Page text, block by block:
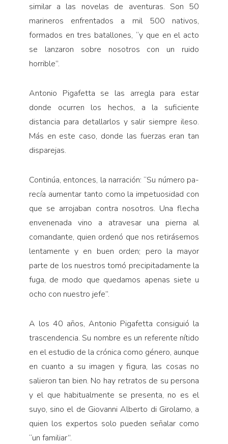
similar a las novelas de aventuras. Son 50
marineros enfren­tados a mil 500 nativos,
formados en tres batallones, “y que en el acto
se lanzaron sobre nosotros con un ruido
horrible”.
Antonio Pigafetta se las arregla para estar
donde ocurren los hechos, a la suficiente
distancia para de­tallarlos y salir siempre ileso.
Más en este caso, donde las fuerzas eran tan
disparejas.
Continúa, entonces, la narración: “Su número pa­
recía aumentar tanto como la impetuosidad con
que se arrojaban contra nosotros. Una flecha
envenenada vino a atravesar una pierna al
comandante, quien or­denó que nos retirásemos
lentamente y en buen or­den; pero la mayor
parte de los nuestros tomó preci­pitadamente la
fuga, de modo que quedamos apenas siete u
ocho con nuestro jefe”.
A los 40 años, Antonio Pigafetta consiguió la
trascendencia. Su nombre es un referente nítido
en el estudio de la crónica como género, aunque
en cuanto a su imagen y figura, las cosas no
salieron tan bien. No hay retratos de su persona
y el que habitualmente se presenta, no es el
suyo, sino el de Giovanni Alberto di Girolamo, a
quien los expertos solo pueden señalar como
“un familiar”.